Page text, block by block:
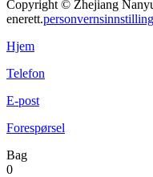
Copyright © Zhejiang
enerett.personvernsinnstilling
Hjem
Telefon
E-post
Forespørsel
Bag
0